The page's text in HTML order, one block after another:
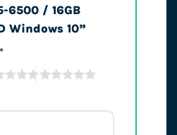
6500 / 16GB
Windows 10”
*